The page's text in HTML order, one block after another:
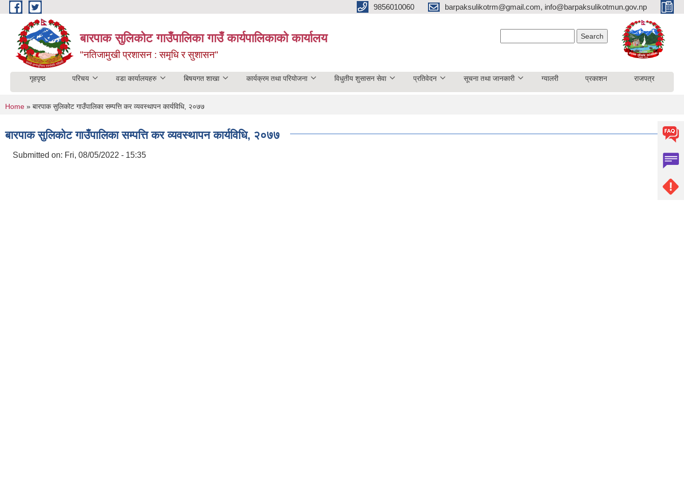
Skip to main content 9856010060 barpaksulikotrm@gmail.com, info@barpaksulikotmun.gov.np
बारपाक सुलिकोट गाउँपालिका गाउँ कार्यपालिकाको कार्यालय
"नतिजामुखी प्रशासन : समृधि र सुशासन"
गृहपृष्ठ परिचय वडा कार्यालयहरु बिषयगत शाखा कार्यक्रम तथा परियोजना विधुतीय शुसासन सेवा प्रतिवेदन सूचना तथा जानकारी ग्यालरी प्रकाशन राजपत्र
You are here
Home » बारपाक सुलिकोट गाउँपालिका सम्पत्ति कर व्यवस्थापन कार्यविधि, २०७७
बारपाक सुलिकोट गाउँपालिका सम्पत्ति कर व्यवस्थापन कार्यविधि, २०७७
Submitted on: Fri, 08/05/2022 - 15:35